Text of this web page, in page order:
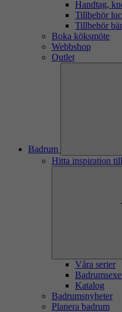
Handtag,
Tillbehör
Tillbehör
Boka köksmöte
Webbshop
Outlet
Badrum
Hitta inspiration
Våra serier
Katalog
Badrumsnyheter
Planera badrum